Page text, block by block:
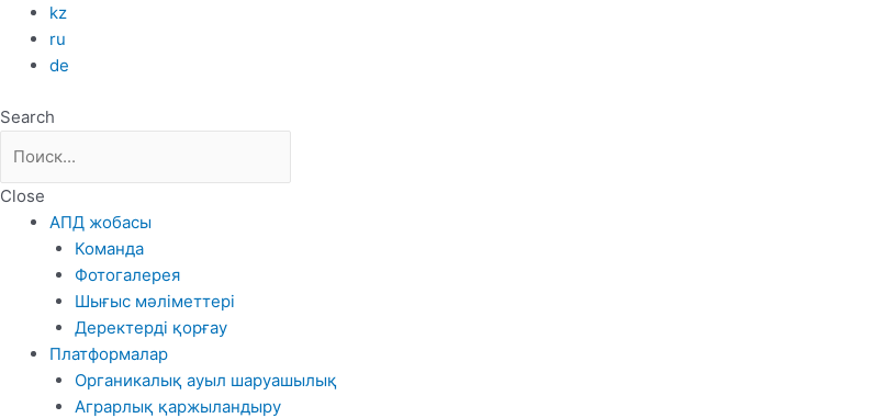
Skip
content
kz
ru
de
Search
Close
АПД жобасы
Команда
Фотогалерея
Шығыс мәліметтері
Деректерді қорғау
Платформалар
Органикалық ауыл шаруашылық
Аграрлық қаржыландыру